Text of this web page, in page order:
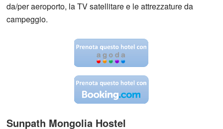
da/per aeroporto, la TV satellitare e le attrezzature da
campeggio.
Sunpath Mongolia Hostel